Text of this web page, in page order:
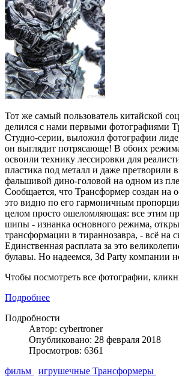
Тот же самый пользователь китайской
делился с нами первыми фотографиями
Студио-серии, выложил фотографии
он выглядит потрясающе! В обоих
освоили технику лессировки для
пластика под металл и даже претворили
фальшивой дино-головой на одном из
Сообщается, что Трансформер создан на
это видно по его гармоничным
целом просто ошеломляющая: все этим
шипы - изнанка основного режима,
трансформации в тираннозавра, - всё на
Единственная расплата за это
булавы. Но надеемся, 3d Party компании
Чтобы посмотреть все фотографии,
Подробнее
Подробности
Автор: cybertroner
Опубликовано: 28 февраля 2018
Просмотров: 6361
фильм
игрушечные Трансформеры